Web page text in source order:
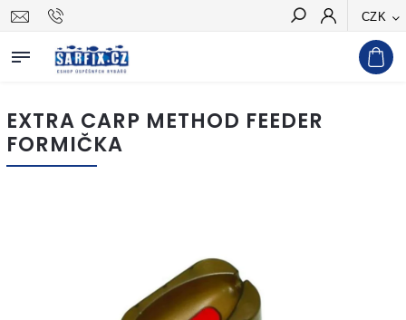
CZK
Hledat
EXTRA CARP METHOD FEEDER
FORMIČKA